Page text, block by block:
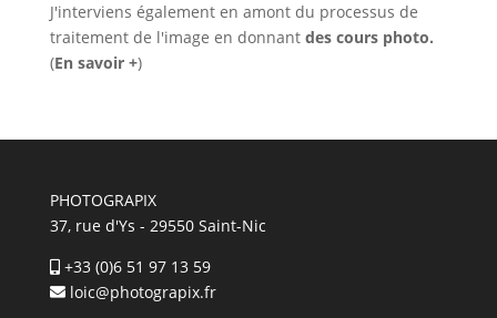
J'interviens également en amont du processus de
traitement de l'image en donnant des cours photo.
(En savoir +)
PHOTOGRAPIX
37, rue d'Ys - 29550 Saint-Nic
+33 (0)6 51 97 13 59
loic@photograpix.fr